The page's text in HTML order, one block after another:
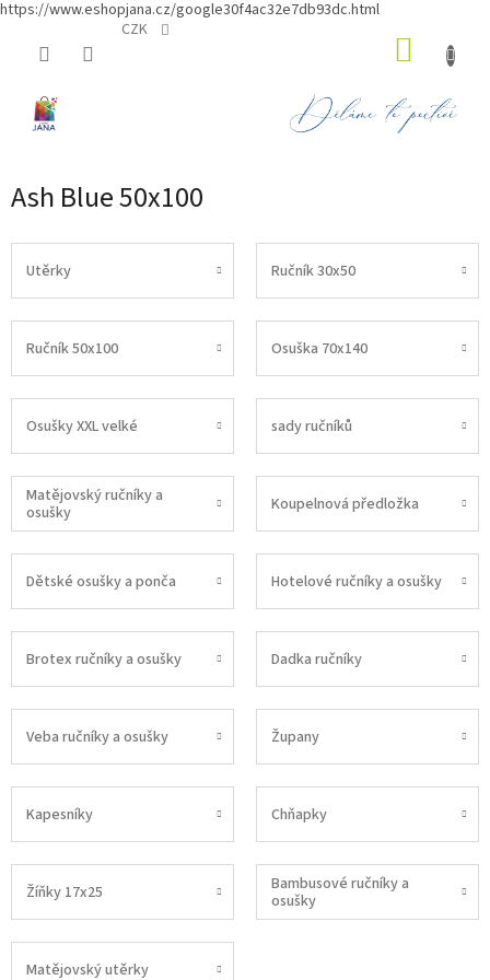
https://www.eshopjana.cz/google30f4ac32e7db93dc.html
CZK
Ash Blue 50x100
Utěrky Ručník 30x50
Ručník 50x100 Osuška 70x140
Osušky XXL velké sady ručníků
Matějovský ručníky a
osušky
Koupelnová předložka
Dětské osušky a ponča Hotelové ručníky a osušky
Brotex ručníky a osušky Dadka ručníky
Veba ručníky a osušky Župany
Kapesníky Chňapky
Žíňky 17x25
Bambusové ručníky a
osušky
Matějovský utěrky